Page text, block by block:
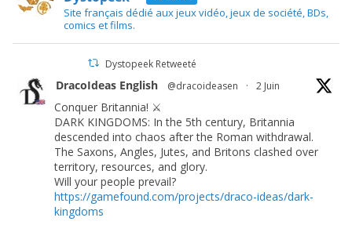
Site français dédié aux jeux vidéo, jeux de société, BDs,
comics et films.
Dystopeek Retweeté
DracoIdeas English @dracoideasen · 2 Juin
Conquer Britannia! ⚔️
DARK KINGDOMS: In the 5th century, Britannia
descended into chaos after the Roman withdrawal.
The Saxons, Angles, Jutes, and Britons clashed over
territory, resources, and glory.
Will your people prevail?
https://gamefound.com/projects/draco-ideas/dark-
kingdoms